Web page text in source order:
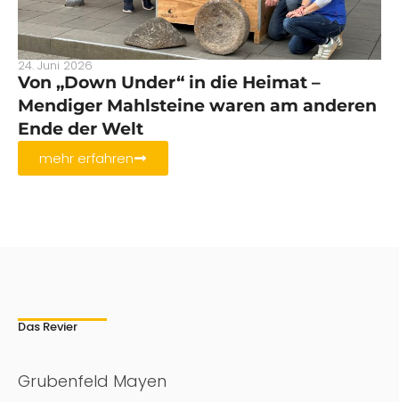
24. Juni 2026
Von „Down Under“ in die Heimat –
Mendiger Mahlsteine waren am anderen
Ende der Welt
mehr erfahren
Das Revier
Grubenfeld Mayen